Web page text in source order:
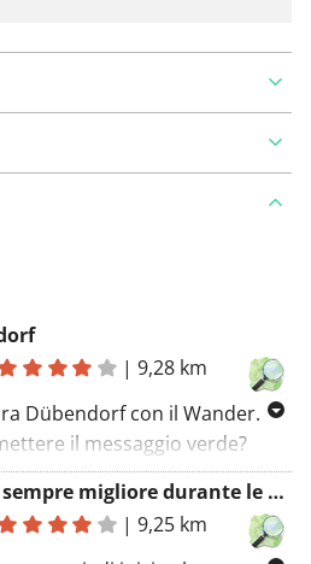
|9,28 km
Dübendorf con il Wander.
il messaggio verde?
i mezzi pubblici (stazione
per raggiungere
escursione. Se sei dell'umore
Dübendorf: la vista è sempre migliore durante le escursioni
|9,25 km